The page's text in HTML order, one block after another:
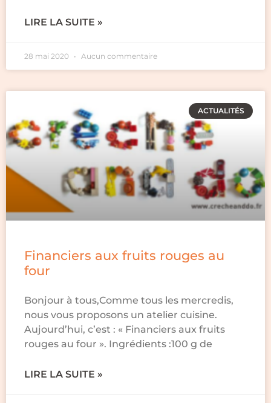
LIRE LA SUITE »
28 mai 2020 Aucun commentaire
ACTUALITÉS
Financiers aux fruits rouges au
four
Bonjour à tous,Comme tous les mercredis,
nous vous proposons un atelier cuisine.
Aujourd’hui, c’est : « Financiers aux fruits
rouges au four ». Ingrédients :100 g de
LIRE LA SUITE »